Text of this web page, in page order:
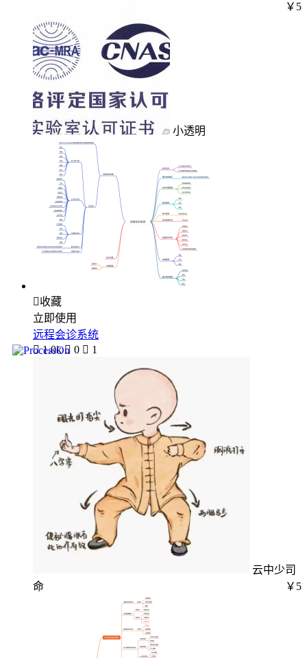
小透明
￥5
收藏
立即使用
远程会诊系统
 1.0k  0  1
云中少司
命
￥5